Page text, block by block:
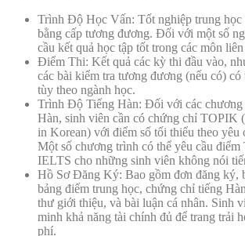
Trình Độ Học Vấn: Tốt nghiệp trung học
bằng cấp tương đương. Đối với một số
cầu kết quả học tập tốt trong các môn
Điểm Thi: Kết quả các kỳ thi đầu vào,
các bài kiểm tra tương đương (nếu có) có
tùy theo ngành học.
Trình Độ Tiếng Hàn: Đối với các chương
Hàn, sinh viên cần có chứng chỉ TOPIK
in Korean) với điểm số tối thiểu theo yêu
Một số chương trình có thể yêu cầu
IELTS cho những sinh viên không nói
Hồ Sơ Đăng Ký: Bao gồm đơn đăng ký,
bảng điểm trung học, chứng chỉ tiếng
thư giới thiệu, và bài luận cá nhân. Sinh
minh khả năng tài chính đủ để trang trải
phí.